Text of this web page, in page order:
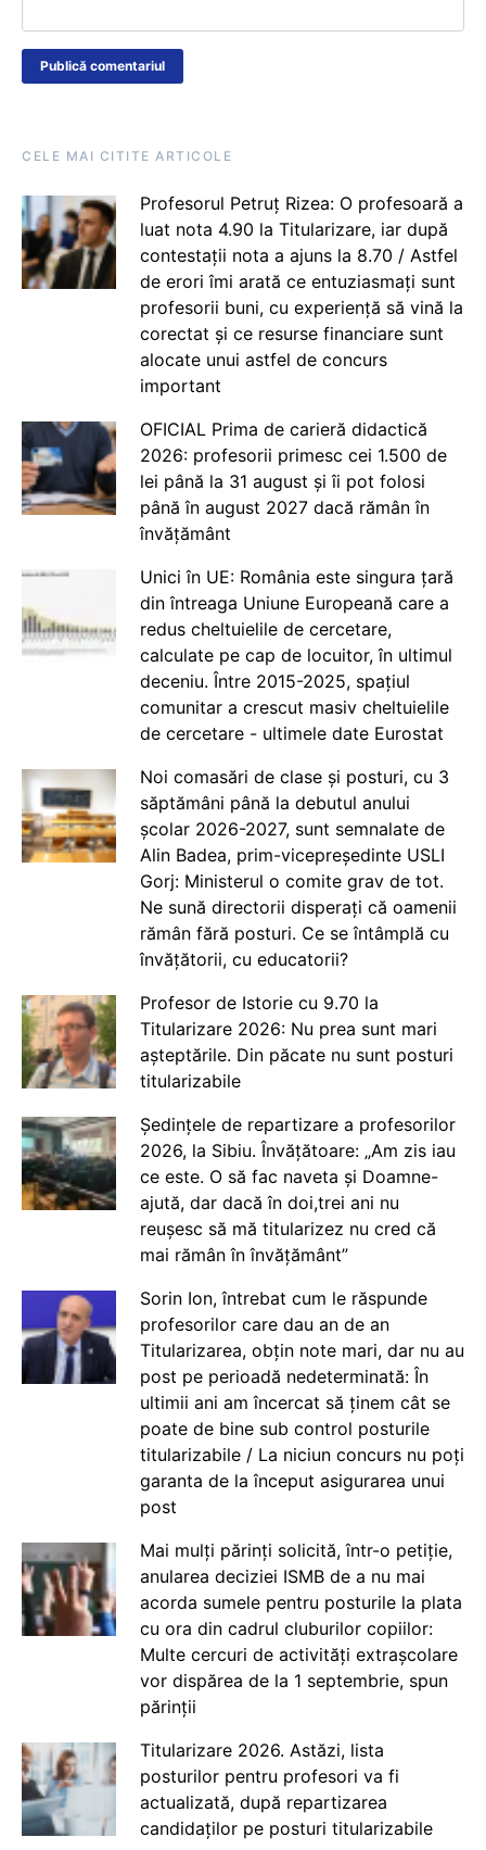
CELE MAI CITITE ARTICOLE
Profesorul Petruț Rizea: O profesoară a
luat nota 4.90 la Titularizare, iar după
contestații nota a ajuns la 8.70 / Astfel
de erori îmi arată ce entuziasmați sunt
profesorii buni, cu experiență să vină la
corectat și ce resurse financiare sunt
alocate unui astfel de concurs
important
OFICIAL Prima de carieră didactică
2026: profesorii primesc cei 1.500 de
lei până la 31 august și îi pot folosi
până în august 2027 dacă rămân în
învățământ
Unici în UE: România este singura țară
din întreaga Uniune Europeană care a
redus cheltuielile de cercetare,
calculate pe cap de locuitor, în ultimul
deceniu. Între 2015-2025, spațiul
comunitar a crescut masiv cheltuielile
de cercetare - ultimele date Eurostat
Noi comasări de clase și posturi, cu 3
săptămâni până la debutul anului
școlar 2026-2027, sunt semnalate de
Alin Badea, prim-vicepreședinte USLI
Gorj: Ministerul o comite grav de tot.
Ne sună directorii disperați că oamenii
rămân fără posturi. Ce se întâmplă cu
învățătorii, cu educatorii?
Profesor de Istorie cu 9.70 la
Titularizare 2026: Nu prea sunt mari
așteptările. Din păcate nu sunt posturi
titularizabile
Ședințele de repartizare a profesorilor
2026, la Sibiu. Învățătoare: „Am zis iau
ce este. O să fac naveta și Doamne-
ajută, dar dacă în doi,trei ani nu
reușesc să mă titularizez nu cred că
mai rămân în învățământ”
Sorin Ion, întrebat cum le răspunde
profesorilor care dau an de an
Titularizarea, obțin note mari, dar nu au
post pe perioadă nedeterminată: În
ultimii ani am încercat să ținem cât se
poate de bine sub control posturile
titularizabile / La niciun concurs nu poți
garanta de la început asigurarea unui
post
Mai mulți părinți solicită, într-o petiție,
anularea deciziei ISMB de a nu mai
acorda sumele pentru posturile la plata
cu ora din cadrul cluburilor copiilor:
Multe cercuri de activități extrașcolare
vor dispărea de la 1 septembrie, spun
părinții
Titularizare 2026. Astăzi, lista
posturilor pentru profesori va fi
actualizată, după repartizarea
candidaților pe posturi titularizabile